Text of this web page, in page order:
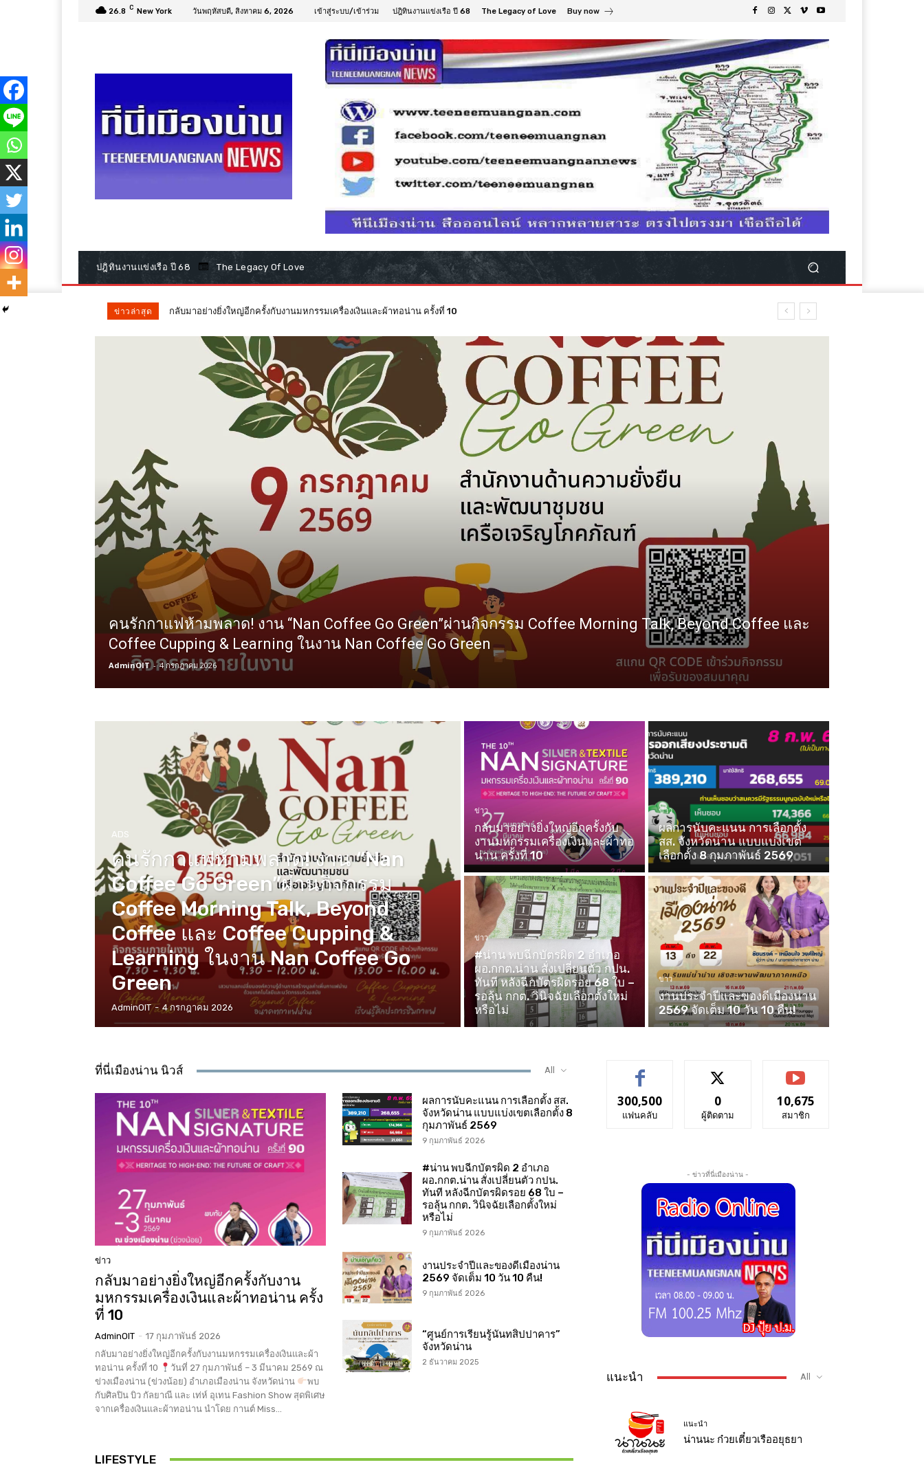
26.8 C New York วันพฤหัสบดี, สิงหาคม 6, 2026 เข้าสู่ระบบ/เข้าร่วม ปฎิทินงานแข่งเรือ ปี 68 The Legacy of Love Buy now
ปฎิทินงานแข่งเรือ ปี 68 The Legacy Of Love
ข่าวล่าสุด ผลการนับคะแนน การเลือกตั้ง สส. จังหวัดน่าน แบบแบ่งเขตเลือกตั้ง 8 กุมภาพันธ์ 2569
คนรักกาแฟห้ามพลาด! งาน “Nan Coffee Go Green”ผ่านกิจกรรม Coffee Morning Talk, Beyond Coffee และ
Coffee Cupping & Learning ในงาน Nan Coffee Go Green
AdminOIT - 4 กรกฎาคม 2026
ADS
คนรักกาแฟห้ามพลาด! งาน “Nan
Coffee Go Green”ผ่านกิจกรรม
Coffee Morning Talk, Beyond
Coffee และ Coffee Cupping &
Learning ในงาน Nan Coffee Go
Green
AdminOIT - 4 กรกฎาคม 2026
ข่าว
กลับมาอย่างยิ่งใหญ่อีกครั้งกับ
งานมหกรรมเครื่องเงินและผ้าทอ
น่าน ครั้งที่ 10
ข่าว
ผลการนับคะแนน การเลือกตั้ง
สส. จังหวัดน่าน แบบแบ่งเขต
เลือกตั้ง 8 กุมภาพันธ์ 2569
ข่าว
#น่าน พบฉีกบัตรผิด 2 อำเภอ
ผอ.กกต.น่าน สั่งเปลี่ยนตัว กปน.
ทันที หลังฉีกบัตรผิดรอย 68 ใบ –
รอลุ้น กกต. วินิจฉัยเลือกตั้งใหม่
หรือไม่
ข่าว
งานประจำปีและของดีเมืองน่าน
2569 จัดเต็ม 10 วัน 10 คืน!
ที่นี่เมืองน่าน นิวส์ All
ข่าว
กลับมาอย่างยิ่งใหญ่อีกครั้งกับงาน
มหกรรมเครื่องเงินและผ้าทอน่าน ครั้ง
ที่ 10
AdminOIT - 17 กุมภาพันธ์ 2026
กลับมาอย่างยิ่งใหญ่อีกครั้งกับงานมหกรรมเครื่องเงินและผ้า
ทอน่าน ครั้งที่ 10
วันที่ 27 กุมภาพันธ์ – 3 มีนาคม 2569 ณ
ข่วงเมืองน่าน (ข่วงน้อย) อำเภอเมืองน่าน จังหวัดน่าน
พบ
กับศิลปิน บิว กัลยาณี และ เท่ห์ อุเทน Fashion Show สุดพิเศษ
จากเครื่องเงินและผ้าทอน่าน นำโดย กานต์ Miss...
ผลการนับคะแนน การเลือกตั้ง สส.
จังหวัดน่าน แบบแบ่งเขตเลือกตั้ง 8
กุมภาพันธ์ 2569
9 กุมภาพันธ์ 2026
#น่าน พบฉีกบัตรผิด 2 อำเภอ
ผอ.กกต.น่าน สั่งเปลี่ยนตัว กปน.
ทันที หลังฉีกบัตรผิดรอย 68 ใบ –
รอลุ้น กกต. วินิจฉัยเลือกตั้งใหม่
หรือไม่
9 กุมภาพันธ์ 2026
งานประจำปีและของดีเมืองน่าน
2569 จัดเต็ม 10 วัน 10 คืน!
9 กุมภาพันธ์ 2026
“ศูนย์การเรียนรู้นันทสิปปาคาร”
จังหวัดน่าน
2 ธันวาคม 2025
LIFESTYLE
300,500
แฟนคลับ
0
ผู้ติดตาม
10,675
สมาชิก
- ข่าวที่นี่เมืองน่าน -
แนะนำ All
แนะนำ
น่านนะ ก๋วยเตี๋ยวเรืออยุธยา